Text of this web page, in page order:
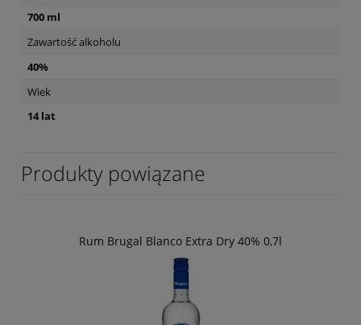
700 ml
Zawartość alkoholu
40%
Wiek
14 lat
Produkty powiązane
Rum Brugal Blanco Extra Dry 40% 0,7l